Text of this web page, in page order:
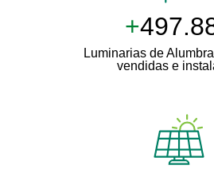
+
Luminarias de
vendidas e